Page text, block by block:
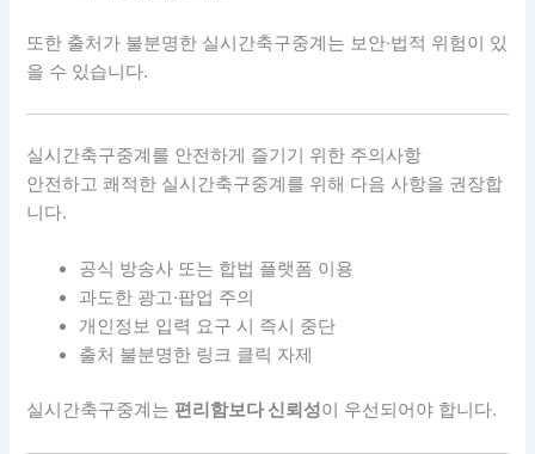
또한 출처가 불분명한 실시간축구중계는 보안·법적 위험이 있
을 수 있습니다.
실시간축구중계를 안전하게 즐기기 위한 주의사항
안전하고 쾌적한 실시간축구중계를 위해 다음 사항을 권장합
니다.
공식 방송사 또는 합법 플랫폼 이용
과도한 광고·팝업 주의
개인정보 입력 요구 시 즉시 중단
출처 불분명한 링크 클릭 자제
실시간축구중계는 편리함보다 신뢰성이 우선되어야 합니다.